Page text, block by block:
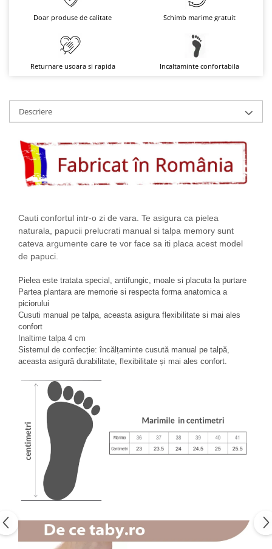
Doar produse de calitate Schimb marime gratuit
Returnare usoara si rapida Incaltaminte confortabila
Descriere
Cauti confortul intr-o zi de vara. Te asigura ca pielea
naturala, papucii prelucrati manual si talpa memory sunt
cateva argumente care te vor face sa iti placa acest model
de papuci.
Pielea este tratata special, antifungic, moale si placuta la purtare
Partea plantara are memorie si respecta forma anatomica a
piciorului
Cusuti manual pe talpa, aceasta asigura flexibilitate si mai ales
confort
Inaltime talpa 4 cm
Sistemul de confecție: încălțaminte cusută manual pe talpă,
aceasta asigură durabilitate, flexibilitate și mai ales confort.